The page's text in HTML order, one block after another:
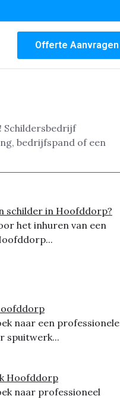
Offerte Aanvragen
Schildersbedrijf
bedrijfspand of een
schilder in Hoofddorp?
het inhuren van een
naar een professionele
spuitwerk...
Hoofddorp
naar professioneel